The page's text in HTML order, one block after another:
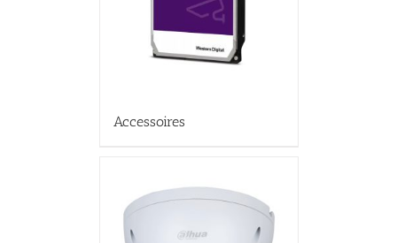
Accessoires